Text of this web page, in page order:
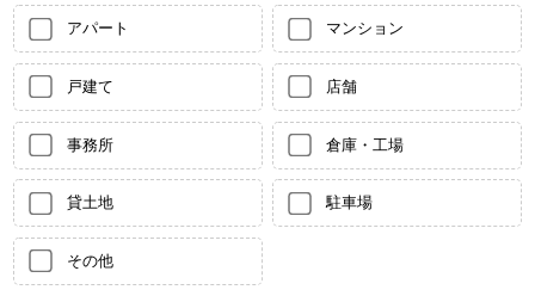
アパート マンション
戸建て 店舗
事務所 倉庫・工場
貸土地 駐車場
その他